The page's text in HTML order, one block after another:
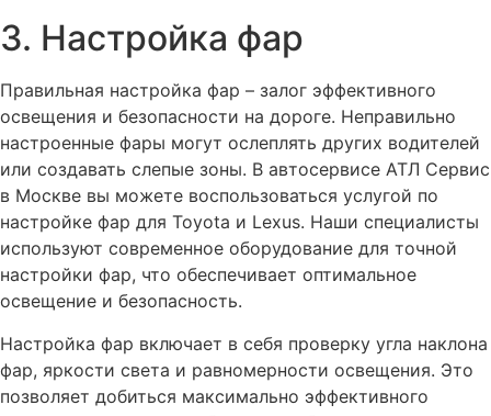
3. Настройка фар
Правильная настройка фар – залог эффективного
освещения и безопасности на дороге. Неправильно
настроенные фары могут ослеплять других водителей
или создавать слепые зоны. В автосервисе АТЛ Сервис
в Москве вы можете воспользоваться услугой по
настройке фар для Toyota и Lexus. Наши специалисты
используют современное оборудование для точной
настройки фар, что обеспечивает оптимальное
освещение и безопасность.
Настройка фар включает в себя проверку угла наклона
фар, яркости света и равномерности освещения. Это
позволяет добиться максимально эффективного